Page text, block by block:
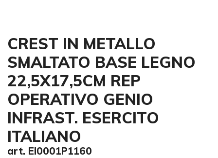
CREST IN METALLO
SMALTATO BASE LEGNO
22,5X17,5CM REP
OPERATIVO GENIO
INFRAST. ESERCITO
ITALIANO
art. EI0001P1160